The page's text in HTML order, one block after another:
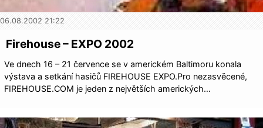
06.08.2002 21:22
Firehouse – EXPO 2002
Ve dnech 16 – 21 července se v americkém Baltimoru konala
výstava a setkání hasičů FIREHOUSE EXPO.Pro nezasvěcené,
FIREHOUSE.COM je jeden z největších amerických…